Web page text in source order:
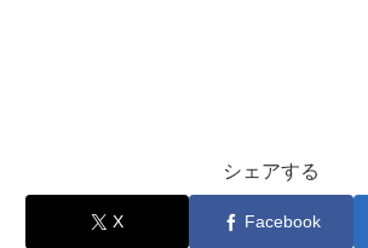
シェアする
X Facebook